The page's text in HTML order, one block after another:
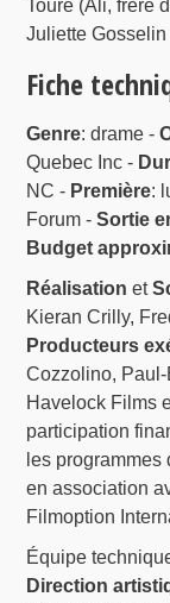
Touré (Ali, frère
Juliette Gosselin
Fiche
Genre: drame -
Quebec Inc -
NC - Première:
Forum -Sortie
Budget
Réalisation et
Kieran Crilly,
Producteurs
Cozzolino,
Havelock Films
participation
les programmes
en association
Filmoption
Équipe
Direction